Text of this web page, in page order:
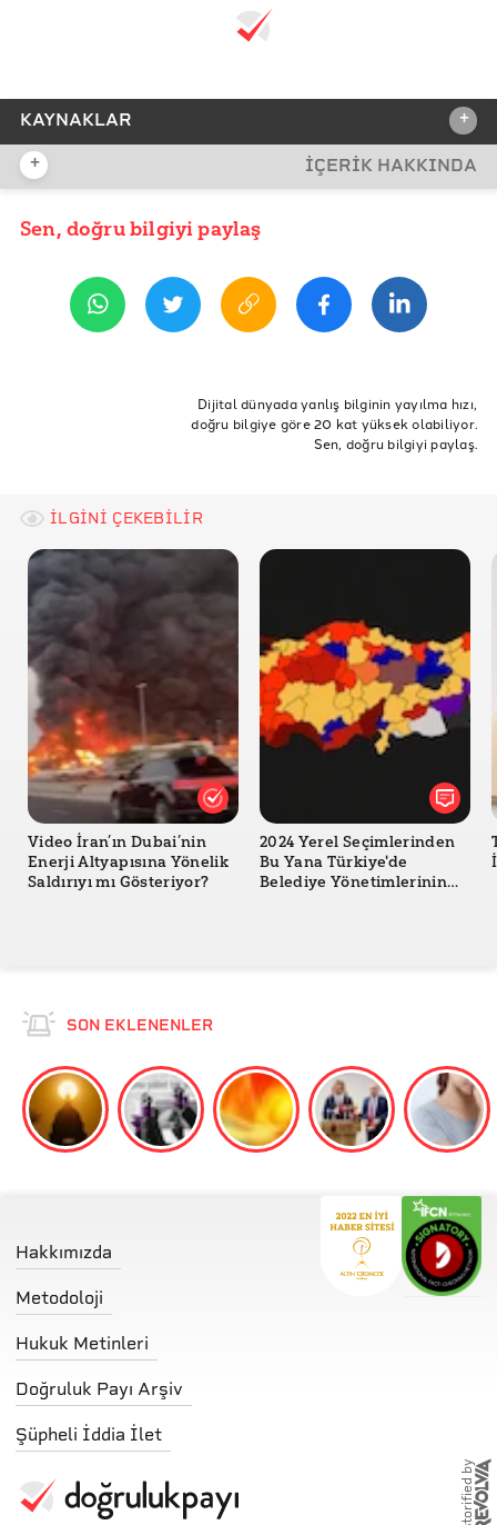
KAYNAKLAR +
REFERANSLAR
Harvard Growth Lab - Ekonomik Karmaşıklık
Sıralaması
SIPRI
BICC - Küresel Askerileşme Endeksi
+ İÇERİK HAKKINDA
YAYIN TARİHİ
ekonomi güvenlik
türkiye
Suudi Arabistan
Askeri Harcama
Sen, doğru bilgiyi paylaş
Dijital dünyada yanlış bilginin yayılma hızı,
doğru bilgiye göre 20 kat yüksek olabiliyor.
Sen, doğru bilgiyi paylaş.
İLGİNİ ÇEKEBİLİR
Video İran’ın Dubai’nin
Enerji Altyapısına Yönelik
Saldırıyı mı Gösteriyor?
2024 Yerel Seçimlerinden
Bu Yana Türkiye'de
Belediye Yönetimlerinin
SON EKLENENLER
Hakkımızda
Metodoloji
Hukuk Metinleri
Doğruluk Payı Arşiv
Şüpheli İddia İlet
storified by